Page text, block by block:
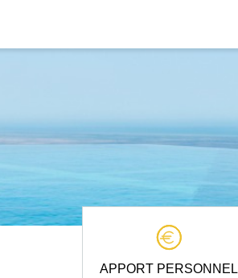
APPORT PERSONNEL